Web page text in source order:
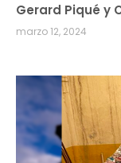
Gerard Piqué y
marzo 12, 2024